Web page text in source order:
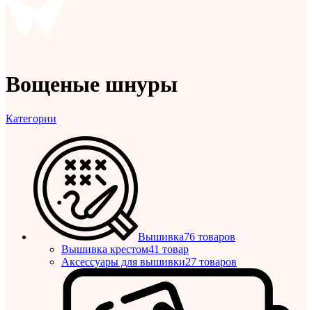
Вощеные шнуры
Категории
Вышивка76 товаров
Вышивка крестом41 товар
Аксессуары для вышивки27 товаров